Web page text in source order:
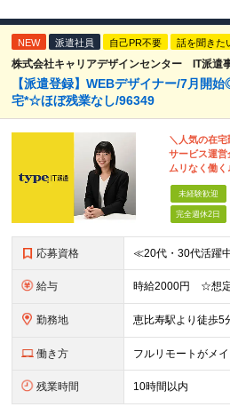
NEW 派遣社員 自己PR不要 話を聞きた
株式会社キャリアデザインセンター IT派遣
【派遣登録】WEBデザイナー/7月開
宅*☆ほぼ残業なし/96349
＼人気の在
サービス運
ムリなく働く
未経験歓迎
完全週休2日
応募資格
給与
勤務地
働き方 フルリモートがメ
残業時間 10時間以内